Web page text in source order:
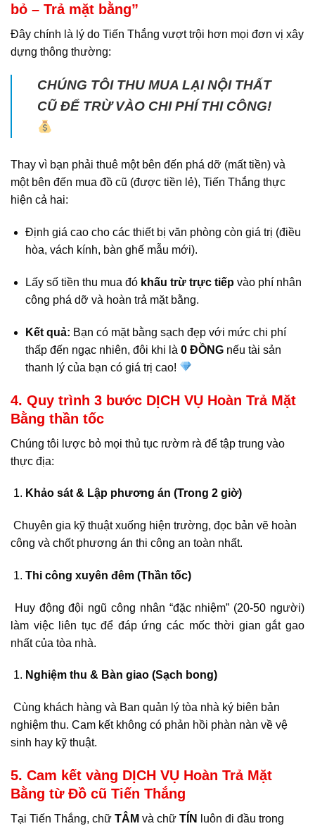
bỏ – Trả mặt bằng”
Đây chính là lý do Tiến Thắng vượt trội hơn mọi đơn vị xây
dựng thông thường:
CHÚNG TÔI THU MUA LẠI NỘI THẤT
CŨ ĐỂ TRỪ VÀO CHI PHÍ THI CÔNG!
Thay vì bạn phải thuê một bên đến phá dỡ (mất tiền) và
một bên đến mua đồ cũ (được tiền lẻ), Tiến Thắng thực
hiện cả hai:
Định giá cao cho các thiết bị văn phòng còn giá trị (điều
hòa, vách kính, bàn ghế mẫu mới).
Lấy số tiền thu mua đó khấu trừ trực tiếpvào phí nhân
công phá dỡ và hoàn trả mặt bằng.
Kết quả: Bạn có mặt bằng sạch đẹp với mức chi phí
thấp đến ngạc nhiên, đôi khi là 0 ĐỒNGnếu tài sản
thanh lý của bạn có giá trị cao!
4. Quy trình 3 bước DỊCH VỤ Hoàn Trả Mặt
Bằng thần tốc
Chúng tôi lược bỏ mọi thủ tục rườm rà để tập trung vào
thực địa:
Khảo sát & Lập phương án (Trong 2 giờ)
Chuyên gia kỹ thuật xuống hiện trường, đọc bản vẽ hoàn
công và chốt phương án thi công an toàn nhất.
Thi công xuyên đêm (Thần tốc)
Huy động đội ngũ công nhân “đặc nhiệm” (20-50 người)
làm việc liên tục để đáp ứng các mốc thời gian gắt gao
nhất của tòa nhà.
Nghiệm thu & Bàn giao (Sạch bong)
Cùng khách hàng và Ban quản lý tòa nhà ký biên bản
nghiệm thu. Cam kết không có phản hồi phàn nàn về vệ
sinh hay kỹ thuật.
5. Cam kết vàng DỊCH VỤ Hoàn Trả Mặt
Bằng từ Đồ cũ Tiến Thắng
Tại Tiến Thắng, chữ TÂM và chữ TÍN
luôn đi đầu trong